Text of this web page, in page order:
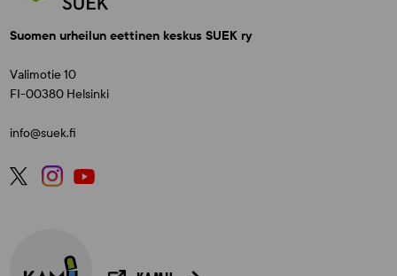
Suomen urheilun eettinen keskus SUEK ry
Valimotie 10
FI-00380 Helsinki
info@suek.fi